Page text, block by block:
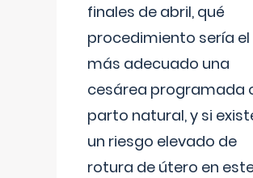
finales de abril, qué
procedimiento sería el
más adecuado una
cesárea programada
parto natural, y si
un riesgo elevado de
rotura de útero en